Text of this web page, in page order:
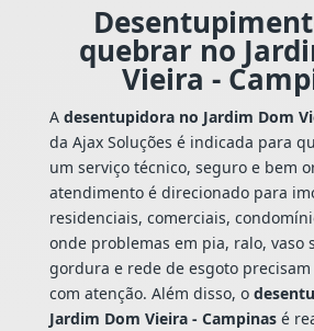
quebrar no
Vieira -
A desentupidora no Jardim Dom
da Ajax Soluções é indicada para
um serviço técnico, seguro e bem
atendimento é direcionado para
residenciais, comerciais,
onde problemas em pia, ralo, vaso
gordura e rede de esgoto precisam
com atenção. Além disso, o
Jardim Dom Vieira - Campinasé